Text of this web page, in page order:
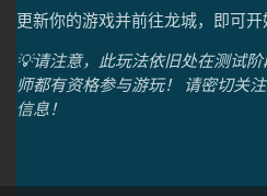
更新你的游戏并前往龙城，即可开
💡请注意，此玩法依旧处在测试
师都有资格参与游玩！ 请密切关
信息！